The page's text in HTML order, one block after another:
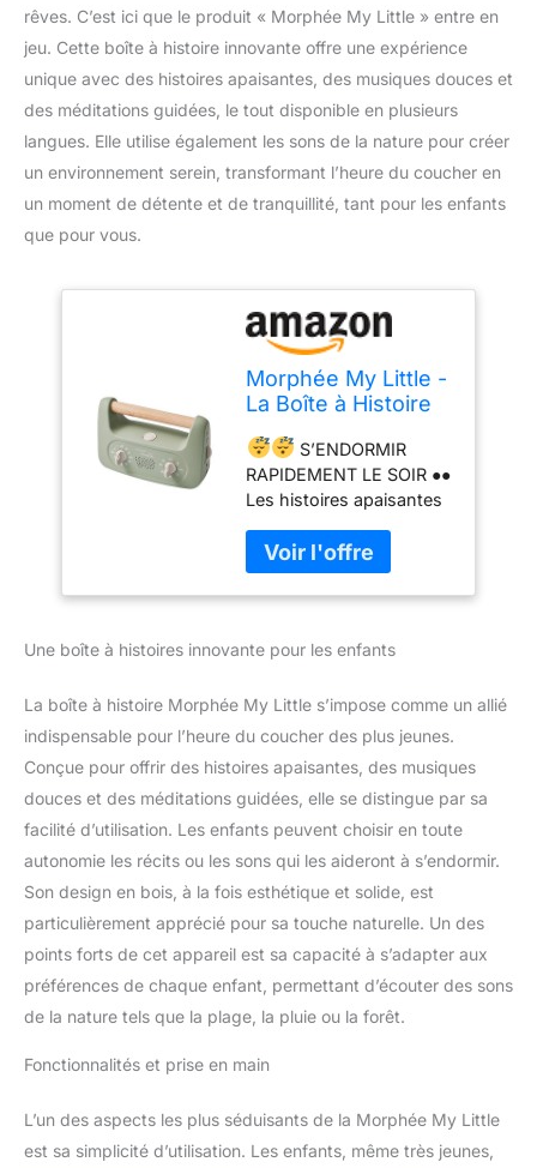
rêves. C’est ici que le produit « Morphée My Little » entre en
jeu. Cette boîte à histoire innovante offre une expérience
unique avec des histoires apaisantes, des musiques douces et
des méditations guidées, le tout disponible en plusieurs
langues. Elle utilise également les sons de la nature pour créer
un environnement serein, transformant l’heure du coucher en
un moment de détente et de tranquillité, tant pour les enfants
que pour vous.
Morphée My Little -
La Boîte à Histoire
Sommeil des
Enfants - Histoires
Apaisantes,
Musiques Douces,
Méditations
Guidées - Sons de
la Nature (Français,
Allemand)
S’ENDORMIR
RAPIDEMENT LE SOIR ●●
Les histoires apaisantes
méditation guidées ont
été réalisées par des
sophrologues. Elles
profonde permettant un
et serein des enfants de
3 à 10 ans.
RETROUVER LE CALME
EN JOURNÉE ●● Mon
Petit Morphée favorise
les retours au calme en
journée. Ses séances de
méditation guidées et
ses histoires apaisantes
développent sa
concentration et sa
confiance.
192
Mon Petit Morphée
contient 128 histoires
méditation guidée et 16
sons de la nature. Ces
Une boîte à histoires innovante pour les enfants
La boîte à histoire Morphée My Little s’impose comme un allié
indispensable pour l’heure du coucher des plus jeunes.
Conçue pour offrir des histoires apaisantes, des musiques
douces et des méditations guidées, elle se distingue par sa
facilité d’utilisation. Les enfants peuvent choisir en toute
autonomie les récits ou les sons qui les aideront à s’endormir.
Son design en bois, à la fois esthétique et solide, est
particulièrement apprécié pour sa touche naturelle. Un des
points forts de cet appareil est sa capacité à s’adapter aux
préférences de chaque enfant, permettant d’écouter des sons
de la nature tels que la plage, la pluie ou la forêt.
Fonctionnalités et prise en main
L’un des aspects les plus séduisants de la Morphée My Little
est sa simplicité d’utilisation. Les enfants, même très jeunes,